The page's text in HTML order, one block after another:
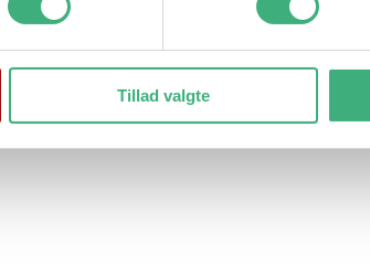
Tillad valgte
Pote klippemaskine 2i1 B&B
289,00